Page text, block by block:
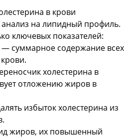
в крови
анализ на липидный профиль.
ключевых показателей:
— суммарное содержание всех
холестерина в
отложению жиров в
избыток холестерина из
жиров, их повышенный